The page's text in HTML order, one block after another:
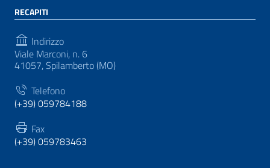
RECAPITI
Indirizzo
Viale Marconi, n. 6
41057, Spilamberto (MO)
Telefono
(+39) 059784188
Fax
(+39) 059783463